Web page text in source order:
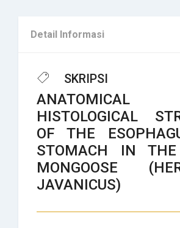
Detail Informasi
SKRIPSI
HISTOLOGICAL
OF THE
STOMACH IN
MONGOOSE
JAVANICUS)